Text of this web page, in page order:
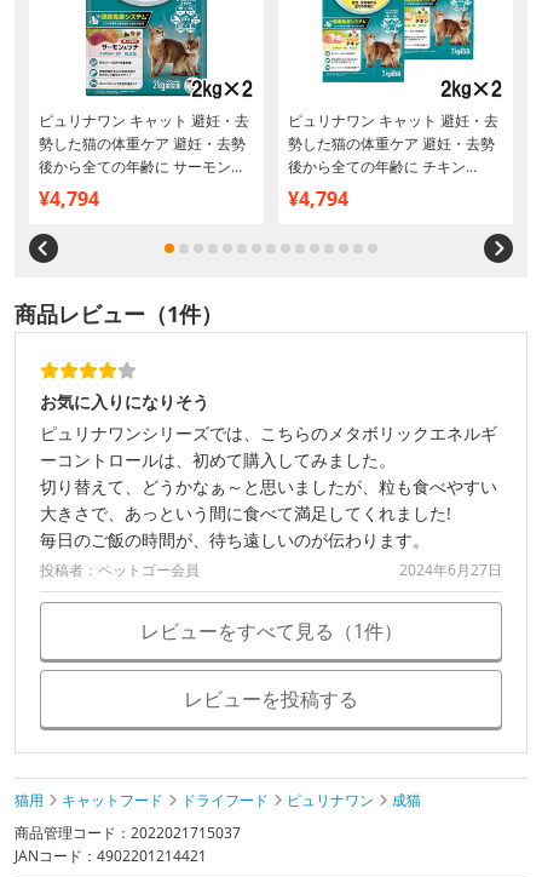
ピュリナワン キャット 避妊・去
勢した猫の体重ケア 避妊・去勢
後から全ての年齢に サーモン＆
ツナ 2kg×2個【まとめ買い】
¥4,794
ピュリナワン キャット 避妊・去
勢した猫の体重ケア 避妊・去勢
後から全ての年齢に チキン
2kg×2個【まとめ買い】
¥4,794
商品レビュー（1件）
お気に入りになりそう
ピュリナワンシリーズでは、こちらのメタボリックエネルギ
ーコントロールは、初めて購入してみました。
切り替えて、どうかなぁ～と思いましたが、粒も食べやすい
大きさで、あっという間に食べて満足してくれました!
毎日のご飯の時間が、待ち遠しいのが伝わります。
投稿者：ペットゴー会員 2024年6月27日
レビューをすべて見る（1件）
レビューを投稿する
猫用 キャットフード ドライフード ピュリナワン
成猫
商品管理コード：2022021715037
JANコード：4902201214421